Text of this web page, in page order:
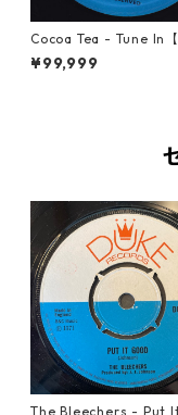
Cocoa Tea - Tune In【
2】
¥99,999
The Bleechers - Put